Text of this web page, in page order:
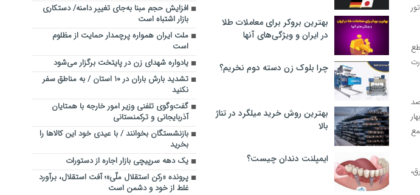
اسمی تولیدش سال گذشته به زحمت به ۱۲ درصد
بهترین بروکر برای معاملات طلا
در ایران و ویژگی‌های آنها
چرا بلوک زن دسته دوم نخریم؟
بهترین روش خرید میلگرد در تناژ
بالا
ایمپلنت دندان چیست؟
افزایش حجم مبنا به‌جای تغییر دامنه/ دستکاری
بازار اشتباه است
ملت ایران همواره پرچمدار حمایت از مظلوم
است
یادواره شهدای زن در پایتخت برگزار می‌شود
تشدید بارش باران در ۱۰ استان / به مناطق سفر
نکنید
گفت‌وگوی تلفنی وزیر امور خارجه با همتایان
آذربایجانی و ترکمنستانی
بازنشستگان بخوانند / با عیدی خود این کالاها را
بخرید
یک دهه سرپیچی بازار اجاره از دستورات
پرونده «رکن استقلال ملّی»؛ آفت استقلال، برآورد
غلط از خود و دشمن است